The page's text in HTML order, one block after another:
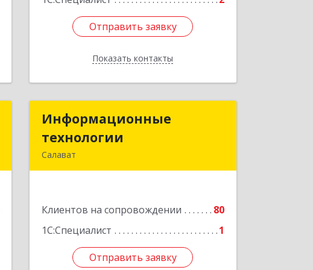
Отправить заявку
Показать контакты
Отправить заявку
Назад
Информационные
технологии
Салават
Клиентов на сопровождении
80
1С:Специалист
1
Отправить заявку
Информационные
Подробнее
Отправить заявку